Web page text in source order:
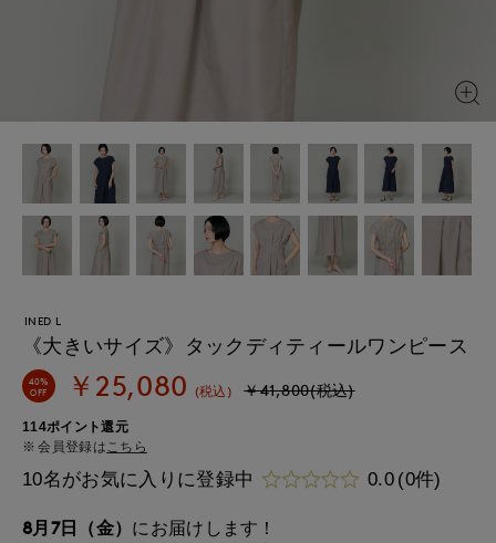
INED L
《大きいサイズ》タックディティールワンピース
40%
OFF ￥25,080 (税込) ￥41,800(税込)
114ポイント還元
会員登録はこちら
10名がお気に入りに登録中 0.0 (0件)
8月7日（金） にお届けします！